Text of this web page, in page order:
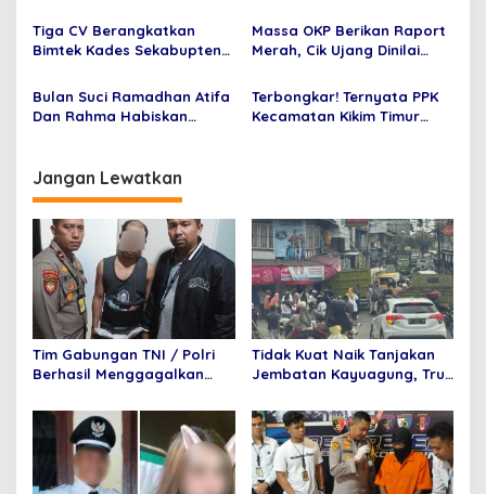
Tiga CV Berangkatkan
Bimtek Kades Sekabupten
Per Orang
Massa OKP Berikan Raport
Merah, Cik Ujang Dinilai
Bulan Suci Ramadhan Atifa
Dan Rahma Habiskan
Terbongkar! Ternyata PPK
Kecamatan Kikim Timur
Jangan Lewatkan
Tim Gabungan TNI / Polri
Berhasil Menggagalkan
Sabu dan 6 Paket pil
Ekstasi Di Bandara
Internasional Minangkabau
Tidak Kuat Naik Tanjakan
Jembatan Kayuagung, Truk
Purnama